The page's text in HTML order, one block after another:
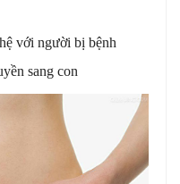
với người bị bệnh
sang con